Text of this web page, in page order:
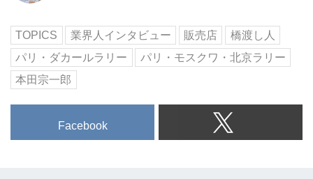
TOPICS 業界人インタビュー 販売店
橋渡し人
パリ・ダカールラリー
パリ・モスクワ・北京ラリー
本田宗一郎
Facebook